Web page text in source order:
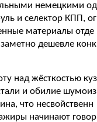
немецкими од
и селектор КПП, ог
материалы отде
дешевле конк
над жёсткостью куз
и обилие шумоиз
что несвойственн
начинают говор